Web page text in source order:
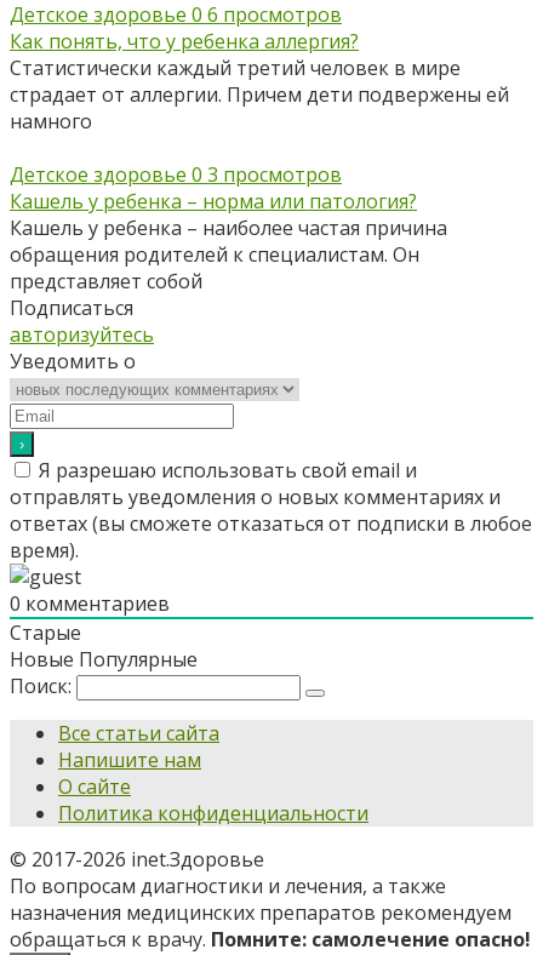
Детское здоровье 0 6 просмотров
Как понять, что у ребенка аллергия?
Статистически каждый третий человек в мире
страдает от аллергии. Причем дети подвержены ей
намного
Детское здоровье 0 3 просмотров
Кашель у ребенка – норма или патология?
Кашель у ребенка – наиболее частая причина
обращения родителей к специалистам. Он
представляет собой
Подписаться
авторизуйтесь
Уведомить о
Я разрешаю использовать свой email и
отправлять уведомления о новых комментариях и
ответах (вы cможете отказаться от подписки в любое
время).
0 комментариев
Старые
Новые Популярные
Поиск:
Все статьи сайта
Напишите нам
О сайте
Политика конфиденциальности
© 2017-2026 inet.Здоровье
По вопросам диагностики и лечения, а также
назначения медицинских препаратов рекомендуем
обращаться к врачу. Помните: самолечение опасно!